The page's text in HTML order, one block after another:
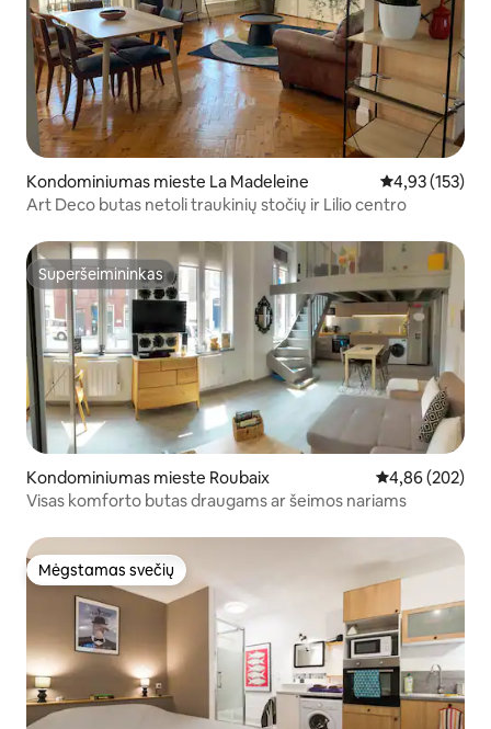
Kondominiumas mieste La Madeleine Vidutinis
4,93 (153)
Art Deco butas netoli traukinių stočių ir Lilio centro
Superšeimininkas
Superšeimininkas
Kondominiumas mieste Roubaix Vidutinis
4,86 (202)
Visas komforto butas draugams ar šeimos nariams
Mėgstamas svečių
Mėgstamas svečių